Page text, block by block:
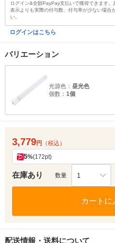
ログイン&全額PayPay支払いで獲得できます。
表示よりも実際の付与数、付与率が少ない場合
い。
ログインはこちら
バリエーション
光源色： 昼光色
個数： 1個
3,779円 （税込）
5%(172pt)
在庫あり 数量 1
カートに
配送情報・送料について